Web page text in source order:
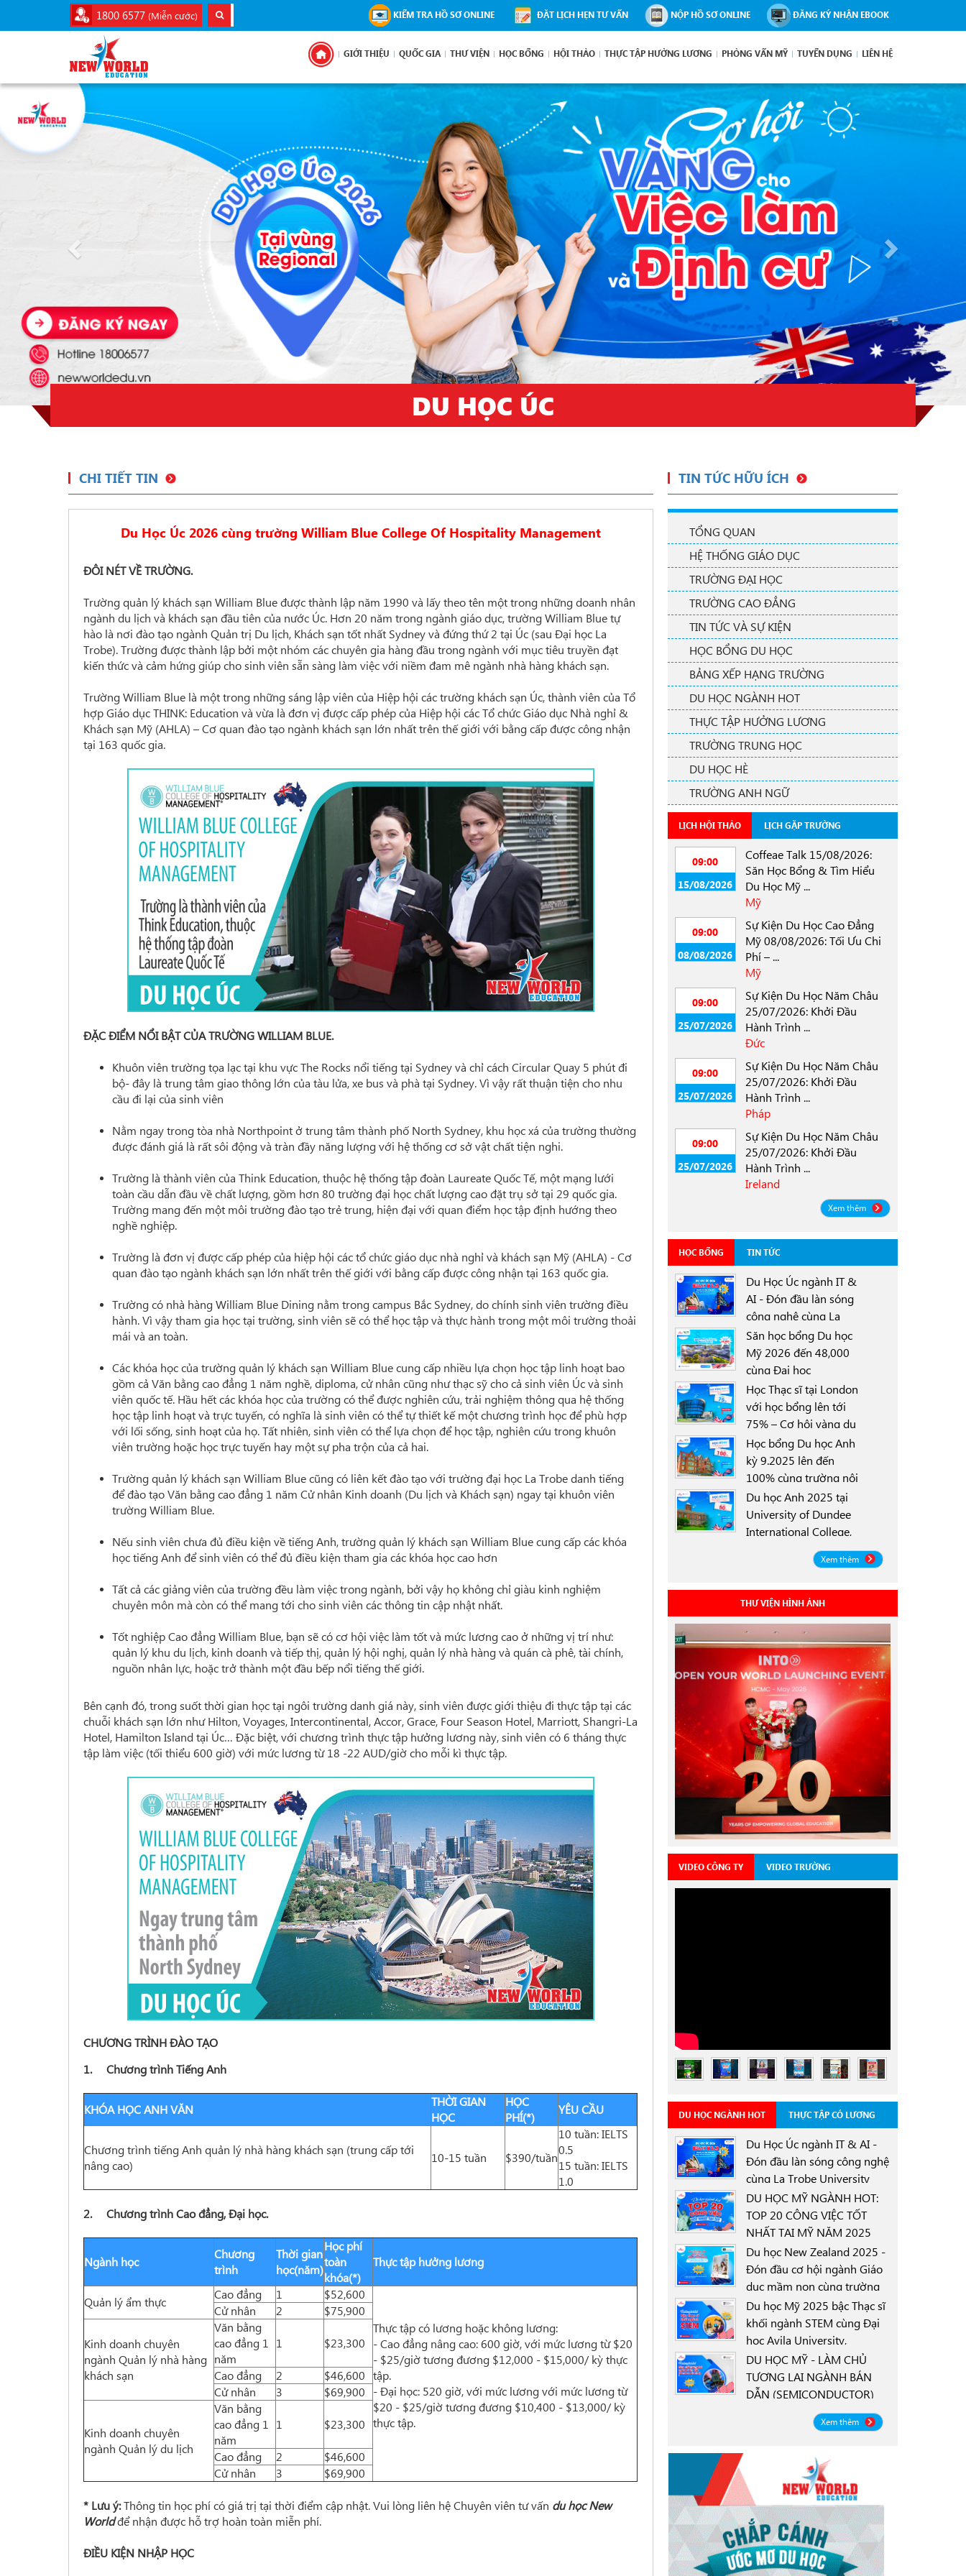
1800 6577 (Miễn cước) KIỂM TRA HỒ SƠ ONLINE ĐẶT LỊCH HẸN TƯ VẤN NỘP HỒ SƠ ONLINE ĐĂNG KÝ NHẬN EBOOK
GIỚI THIỆU QUỐC GIA THƯ VIỆN HỌC BỔNG HỘI THẢO THỰC TẬP HƯỞNG LƯƠNG PHỎNG VẤN MỸ TUYỂN DỤNG LIÊN HỆ
Previous Next
DU HỌC ÚC
CHI TIẾT TIN
Du Học Úc 2026 cùng trường William Blue College Of Hospitality Management
ĐÔI NÉT VỀ TRƯỜNG.
Trường quản lý khách sạn William Blue được thành lập năm 1990 và lấy theo tên một trong những doanh nhân
ngành du lịch và khách sạn đầu tiên của nước Úc. Hơn 20 năm trong ngành giáo dục, trường William Blue tự
hào là nơi đào tạo ngành Quản trị Du lịch, Khách sạn tốt nhất Sydney và đứng thứ 2 tại Úc (sau Đại học La
Trobe). Trường được thành lập bởi một nhóm các chuyên gia hàng đầu trong ngành với mục tiêu truyền đạt
kiến thức và cảm hứng giúp cho sinh viên sẵn sàng làm việc với niềm đam mê ngành nhà hàng khách sạn.
Trường William Blue là một trong những sáng lập viên của Hiệp hội các trường khách sạn Úc, thành viên của Tổ
hợp Giáo dục THINK: Education và vừa là đơn vị được cấp phép của Hiệp hội các Tổ chức Giáo dục Nhà nghỉ &
Khách sạn Mỹ (AHLA) – Cơ quan đào tạo ngành khách sạn lớn nhất trên thế giới với bằng cấp được công nhận
tại 163 quốc gia.
ĐẶC ĐIỂM NỔI BẬT CỦA TRƯỜNG WILLIAM BLUE.
Khuôn viên trường tọa lạc tại khu vực The Rocks nổi tiếng tại Sydney và chỉ cách Circular Quay 5 phút đi
bộ- đây là trung tâm giao thông lớn của tàu lửa, xe bus và phà tại Sydney. Vì vậy rất thuận tiện cho nhu
cầu đi lại của sinh viên
Nằm ngay trong tòa nhà Northpoint ở trung tâm thành phố North Sydney, khu học xá của trường thường
được đánh giá là rất sôi động và tràn đầy năng lượng với hệ thống cơ sở vật chất tiện nghi.
Trường là thành viên của Think Education, thuộc hệ thống tập đoàn Laureate Quốc Tế, một mạng lưới
toàn cầu dẫn đầu về chất lượng, gồm hơn 80 trường đại học chất lượng cao đặt trụ sở tại 29 quốc gia.
Trường mang đến một môi trường đào tạo trẻ trung, hiện đại với quan điểm học tập định hướng theo
nghề nghiệp.
Trường là đơn vị được cấp phép của hiệp hội các tổ chức giáo dục nhà nghỉ và khách sạn Mỹ (AHLA) - Cơ
quan đào tạo ngành khách sạn lớn nhất trên thế giới với bằng cấp được công nhận tại 163 quốc gia.
Trường có nhà hàng William Blue Dining nằm trong campus Bắc Sydney, do chính sinh viên trường điều
hành. Vì vậy tham gia học tại trường, sinh viên sẽ có thể học tập và thực hành trong một môi trường thoải
mái và an toàn.
Các khóa học của trường quản lý khách sạn William Blue cung cấp nhiều lựa chọn học tập linh hoạt bao
gồm cả Văn bằng cao đẳng 1 năm nghề, diploma, cử nhân cũng như thạc sỹ cho cả sinh viên Úc và sinh
viên quốc tế. Hầu hết các khóa học của trường có thể được nghiên cứu, trải nghiệm thông qua hệ thống
học tập linh hoạt và trực tuyến, có nghĩa là sinh viên có thể tự thiết kế một chương trình học để phù hợp
với lối sống, sinh hoạt của họ. Tất nhiên, sinh viên có thể lựa chọn để học tập, nghiên cứu trong khuôn
viên trường hoặc học trực tuyến hay một sự pha trộn của cả hai.
Trường quản lý khách sạn William Blue cũng có liên kết đào tạo với trường đại học La Trobe danh tiếng
để đào tạo Văn bằng cao đẳng 1 năm Cử nhân Kinh doanh (Du lịch và Khách sạn) ngay tại khuôn viên
trường William Blue.
Nếu sinh viên chưa đủ điều kiện về tiếng Anh, trường quản lý khách sạn William Blue cung cấp các khóa
học tiếng Anh để sinh viên có thể đủ điều kiện tham gia các khóa học cao hơn
Tất cả các giảng viên của trường đều làm việc trong ngành, bởi vậy họ không chỉ giàu kinh nghiệm
chuyên môn mà còn có thể mang tới cho sinh viên các thông tin cập nhật nhất.
Tốt nghiệp Cao đẳng William Blue, bạn sẽ có cơ hội việc làm tốt và mức lương cao ở những vị trí như:
quản lý khu du lịch, kinh doanh và tiếp thị, quản lý hội nghị, quản lý nhà hàng và quán cà phê, tài chính,
nguồn nhân lực, hoặc trở thành một đầu bếp nổi tiếng thế giới.
Bên cạnh đó, trong suốt thời gian học tại ngôi trường danh giá này, sinh viên được giới thiệu đi thực tập tại các
chuỗi khách sạn lớn như Hilton, Voyages, Intercontinental, Accor, Grace, Four Season Hotel, Marriott, Shangri-La
Hotel, Hamilton Island tại Úc… Đặc biệt, với chương trình thực tập hưởng lương này, sinh viên có 6 tháng thực
tập làm việc (tối thiểu 600 giờ) với mức lương từ 18 -22 AUD/giờ cho mỗi kì thực tập.
CHƯƠNG TRÌNH ĐÀO TẠO
1. Chương trình Tiếng Anh
KHÓA HỌC ANH VĂN
THỜI GIAN
HỌC
HỌC
PHÍ(*)
YÊU CẦU
Chương trình tiếng Anh quản lý nhà hàng khách sạn (trung cấp tới
nâng cao)
10-15 tuần $390/tuần
10 tuần: IELTS
0.5
15 tuần: IELTS
1.0
2. Chương trình Cao đẳng, Đại học.
Ngành học
Chương
trình
Thời gian
học(năm)
Học phí
toàn
khóa(*)
Thực tập hưởng lương
Quản lý ẩm thực
Cao đẳng 1 $52,600
Thực tập có lương hoặc không lương:
- Cao đẳng nâng cao: 600 giờ, với mức lương từ $20
- $25/giờ tương đương $12,000 - $15,000/ kỳ thực
tập.
- Đại học: 520 giờ, với mức lương với mức lương từ
$20 - $25/giờ tương đương $10,400 - $13,000/ kỳ
thực tập.
Cử nhân 2 $75,900
Kinh doanh chuyên
ngành Quản lý nhà hàng
khách sạn
Văn bằng
cao đẳng 1
năm
1 $23,300
Cao đẳng 2
$46,600
Cử nhân
3 $69,900
Kinh doanh chuyên
ngành Quản lý du lịch
Văn bằng
cao đẳng 1
năm
1 $23,300
Cao đẳng 2
$46,600
Cử nhân
3 $69,900
* Lưu ý:Thông tin học phí có giá trị tại thời điểm cập nhật. Vui lòng liên hệ Chuyên viên tư vấn du học New
Worldđể nhận được hỗ trợ hoàn toàn miễn phí.
ĐIỀU KIỆN NHẬP HỌC
TIN TỨC HỮU ÍCH
TỔNG QUAN
HỆ THỐNG GIÁO DỤC
TRƯỜNG ĐẠI HỌC
TRƯỜNG CAO ĐẲNG
TIN TỨC VÀ SỰ KIỆN
HỌC BỔNG DU HỌC
BẢNG XẾP HẠNG TRƯỜNG
DU HỌC NGÀNH HOT
THỰC TẬP HƯỞNG LƯƠNG
TRƯỜNG TRUNG HỌC
DU HỌC HÈ
TRƯỜNG ANH NGỮ
LỊCH HỘI THẢO LỊCH GẶP TRƯỜNG
09:00
15/08/2026
Coffeae Talk 15/08/2026:
Săn Học Bổng & Tìm Hiểu
Du Học Mỹ ...
Mỹ
09:00
08/08/2026
Sự Kiện Du Học Cao Đẳng
Mỹ 08/08/2026: Tối Ưu Chi
Phí – ...
Mỹ
09:00
25/07/2026
Sự Kiện Du Học Năm Châu
25/07/2026: Khởi Đầu
Hành Trình ...
Đức
09:00
25/07/2026
Sự Kiện Du Học Năm Châu
25/07/2026: Khởi Đầu
Hành Trình ...
Pháp
09:00
25/07/2026
Sự Kiện Du Học Năm Châu
25/07/2026: Khởi Đầu
Hành Trình ...
Ireland
Xem thêm
HỌC BỔNG TIN TỨC
Du Học Úc ngành IT &
AI - Đón đầu làn sóng
công nghệ cùng La
Trobe University
Sydney Campus với
học bổng 30%
Săn học bổng Du học
Mỹ 2026 đến 48,000
cùng Đại học
University of North
Texas (UNT)
Học Thạc sĩ tại London
với học bổng lên tới
75% – Cơ hội vàng du
học Anh 2025
Học bổng Du học Anh
kỳ 9.2025 lên đến
100% cùng trường nội
trú Worthgate School
Canterbury
Du học Anh 2025 tại
University of Dundee
International College,
Scotland ICD - Lộ trình
linh hoạt, học bổng
Xem thêm
THƯ VIỆN HÌNH ẢNH
VIDEO CÔNG TY VIDEO TRƯỜNG
DU HỌC NGÀNH HOT THỰC TẬP CÓ LƯƠNG
Du Học Úc ngành IT & AI -
Đón đầu làn sóng công nghệ
cùng La Trobe University
Sydney Campus với học
bổng 30%
0000-00-00
DU HỌC MỸ NGÀNH HOT:
TOP 20 CÔNG VIỆC TỐT
NHẤT TẠI MỸ NĂM 2025
Du học New Zealand 2025 -
Đón đầu cơ hội ngành Giáo
dục mầm non cùng trường
New Zealand Tertiary
College NZTC
Du học Mỹ 2025 bậc Thạc sĩ
khối ngành STEM cùng Đại
học Avila University,
Goodyear, Arizona
0000-00-00
DU HỌC MỸ - LÀM CHỦ
TƯƠNG LAI NGÀNH BÁN
DẪN (SEMICONDUCTOR)
CÙNG ĐẠI HỌC OREGON
STATE UNIVERSITY OSU
Xem thêm